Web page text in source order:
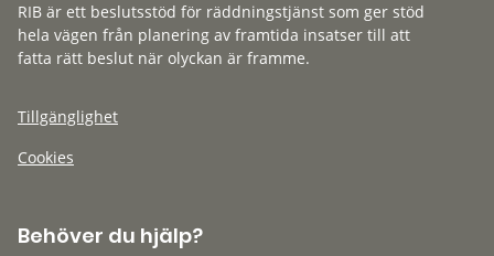
RIB är ett beslutsstöd för räddningstjänst som ger stöd
hela vägen från planering av framtida insatser till att
fatta rätt beslut när olyckan är framme.
Tillgänglighet
Cookies
Behöver du hjälp?